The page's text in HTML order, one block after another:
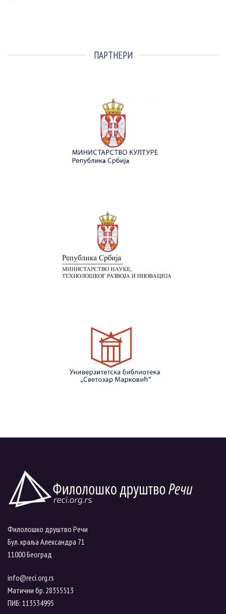
ПАРТНЕРИ
Филолошко друштво Речи
Бул. краља Александра 71
11000 Београд
info@reci.org.rs
Матични бр. 28355513
ПИБ: 113534995